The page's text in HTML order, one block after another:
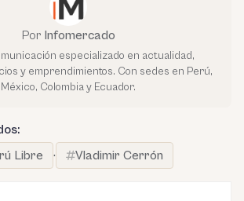
Por Infomercado
especializado en actualidad,
y emprendimientos. Con sedes en Perú,
México, Colombia y Ecuador.
Libre · Vladimir Cerrón